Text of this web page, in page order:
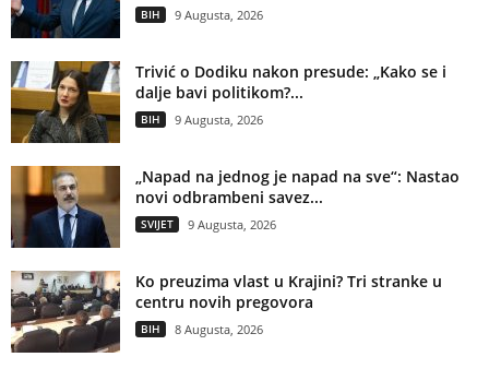
BIH 9 Augusta, 2026
Trivić o Dodiku nakon presude: „Kako se i
dalje bavi politikom?...
BIH 9 Augusta, 2026
„Napad na jednog je napad na sve“: Nastao
novi odbrambeni savez...
SVIJET 9 Augusta, 2026
Ko preuzima vlast u Krajini? Tri stranke u
centru novih pregovora
BIH 8 Augusta, 2026